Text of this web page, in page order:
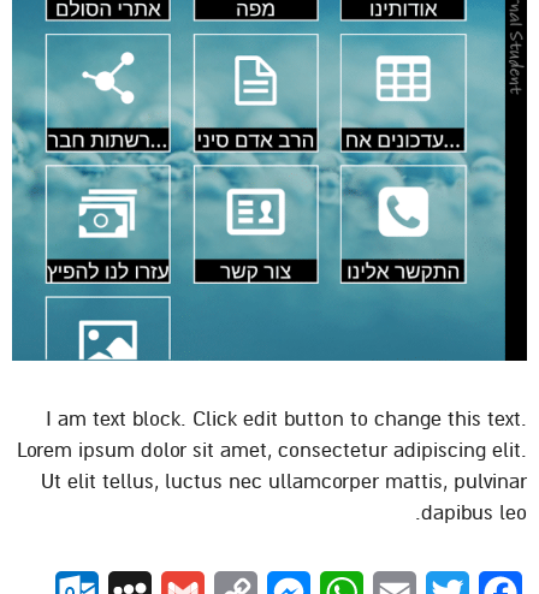
I am text block. Click edit button to change this text.
Lorem ipsum dolor sit amet, consectetur adipiscing elit.
Ut elit tellus, luctus nec ullamcorper mattis, pulvinar
dapibus leo.